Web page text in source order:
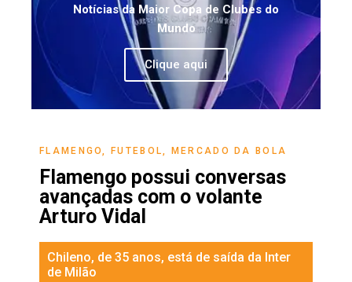
Notícias da Maior Copa de Clubes do
Mundo
Clique aqui
FLAMENGO ,FUTEBOL MERCADO DA BOLA
Flamengo possui conversas
avançadas com o volante
Arturo Vidal
Chileno, de 35 anos, está de saída da Inter
de Milão